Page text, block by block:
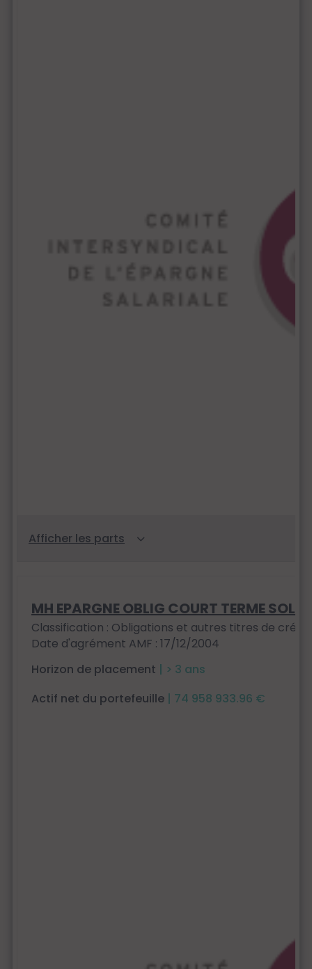
MH EPARGNE OBLIG COURT TERME
Classification : Obligations et autres titres de
Date d'agrément AMF : 17/12/2004
Horizon de placement | > 3 ans
Actif net du portefeuille | 74 958 933.96 €